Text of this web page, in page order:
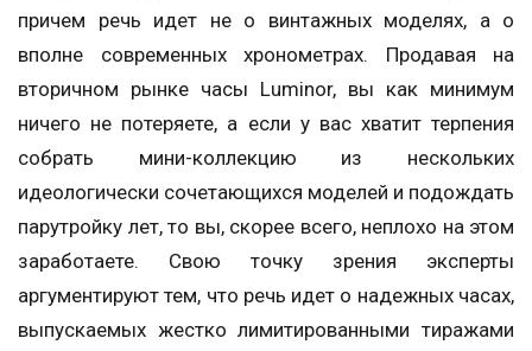
причем речь идет не о винтажных моделях, а о
вполне современных хронометрах. Продавая на
вторичном рынке часы Luminor, вы как минимум
ничего не потеряете, а если у вас хватит терпения
собрать мини-коллекцию из нескольких
идеологически сочетающихся моделей и подождать
парутройку лет, то вы, скорее всего, неплохо на этом
заработаете. Свою точку зрения эксперты
аргументируют тем, что речь идет о надежных часах,
выпускаемых жестко лимитированными тиражами